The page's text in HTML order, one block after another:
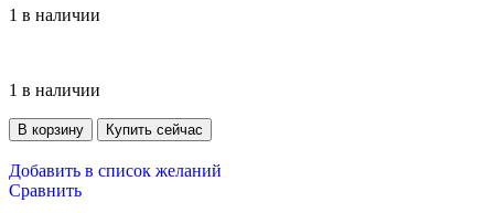
1 в наличии
1 в наличии
В корзину Купить сейчас
Добавить в список желаний
Сравнить